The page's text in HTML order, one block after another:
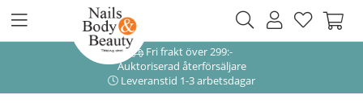
Fri frakt över 299:-
Auktoriserad återförsäljare
Leveranstid 1-3 arbetsdagar